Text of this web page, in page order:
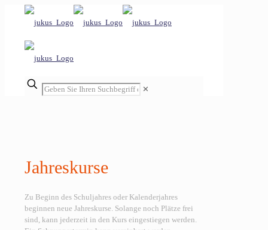
✕
Jahreskurse
Zu Beginn des Schuljahres oder Kalenderjahres
beginnen neue Jahreskurse. Solange noch Plätze frei
sind, kann jederzeit in den Kurs eingestiegen werden.